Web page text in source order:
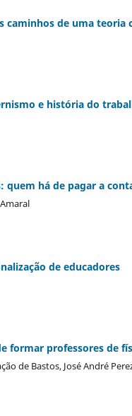
caminhos de uma teoria
e história do
quem há de pagar a
de educadores
formar professores de
de Bastos, José André